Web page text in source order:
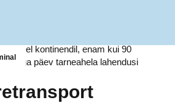
kuuel kontinendil, enam kui 90
iga päev tarneahela lahendusi